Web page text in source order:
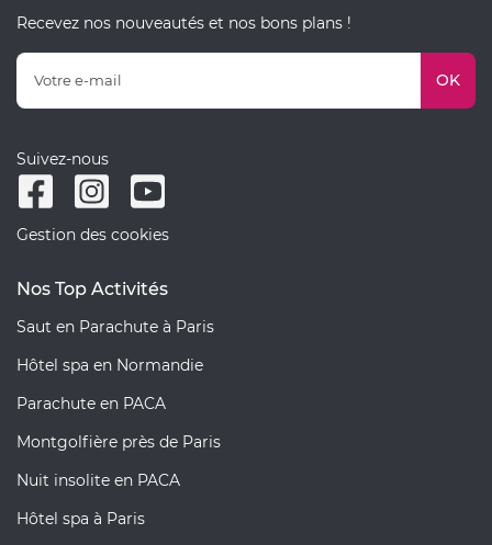
Recevez nos nouveautés et nos bons plans !
OK
Suivez-nous
Gestion des cookies
Nos Top Activités
Saut en Parachute à Paris
Hôtel spa en Normandie
Parachute en PACA
Montgolfière près de Paris
Nuit insolite en PACA
Hôtel spa à Paris